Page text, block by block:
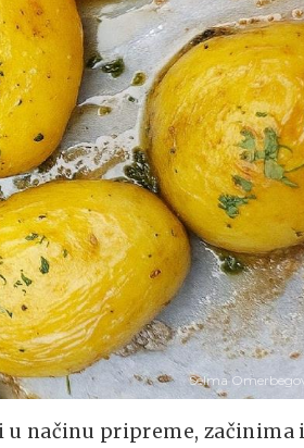
Selma
načinu pripreme, začinima